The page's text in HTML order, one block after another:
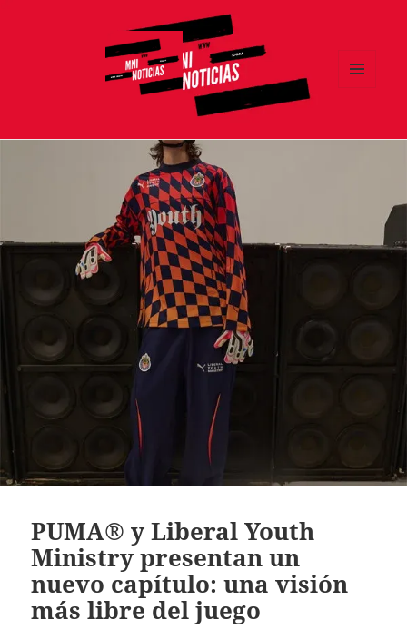
PUMA® y Liberal Youth
Ministry presentan un
nuevo capítulo: una visión
más libre del juego